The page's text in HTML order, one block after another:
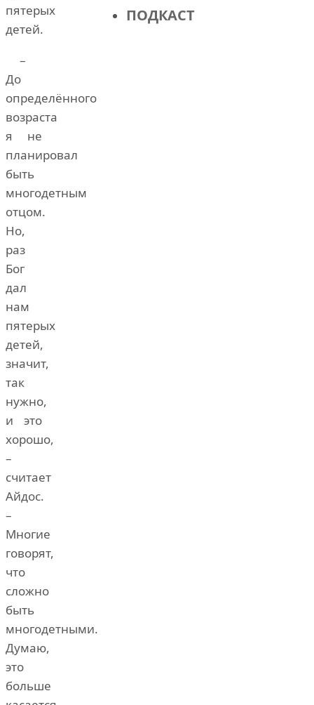
пятерых
детей.
–
До
определённого
возраста
я не
планировал
быть
многодетным
отцом.
Но,
раз
Бог
дал
нам
пятерых
детей,
значит,
так
нужно,
и это
хорошо,
–
считает
Айдос.
–
Многие
говорят,
что
сложно
быть
многодетными.
Думаю,
это
больше
ПОДКАСТ